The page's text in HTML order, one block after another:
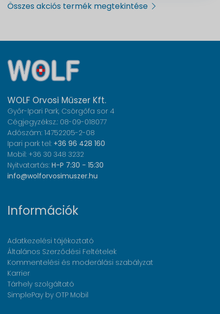
Összes akciós termék megtekintése
WOLF Orvosi Műszer Kft.
Győr-Ipari Park, Csörgőfa sor 4
Cégjegyzéksz.: 08-09-018077
Adószám: 14752205-2-08
Ipari park tel: +36 96 428 160
Mobil: +36 30 348 3232
Nyitvatartás: H-P 7:30 - 15:30
info@wolforvosimuszer.hu
Információk
Adatkezelési tájékoztató
Általános Szerződési Feltételek
Kommentelési és moderálási szabályzat
Karrier
Tárhely szolgáltató
SimplePay by OTP Mobil